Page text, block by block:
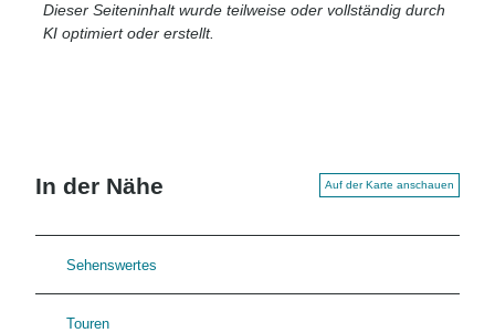
Dieser Seiteninhalt wurde teilweise oder vollständig durch
KI optimiert oder erstellt.
In der Nähe Auf der Karte anschauen
Sehenswertes
Touren